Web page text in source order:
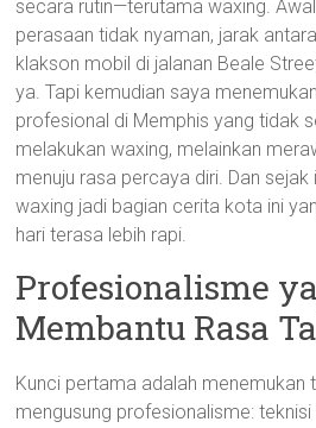
secara rutin—terutama waxing.
perasaan tidak nyaman, jarak
klakson mobil di jalanan Beale
ya. Tapi kemudian saya
profesional di Memphis yang tidak
melakukan waxing, melainkan
menuju rasa percaya diri. Dan sejak
waxing jadi bagian cerita kota ini
hari terasa lebih rapi.
Profesionalisme
Membantu Rasa
Kunci pertama adalah menemukan
mengusung profesionalisme: